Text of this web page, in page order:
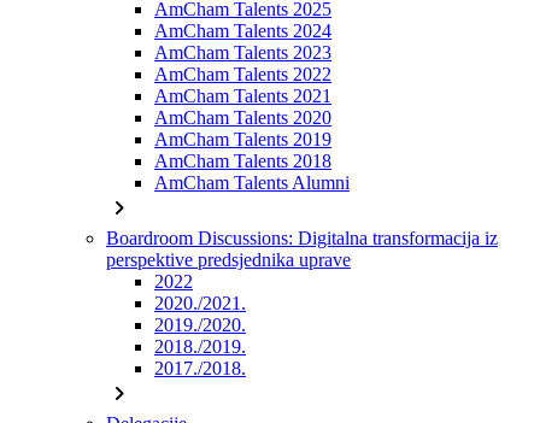
AmCham Talents 2025
AmCham Talents 2024
AmCham Talents 2023
AmCham Talents 2022
AmCham Talents 2021
AmCham Talents 2020
AmCham Talents 2019
AmCham Talents 2018
AmCham Talents Alumni
chevron_right
Boardroom Discussions: Digitalna transformacija iz
perspektive predsjednika uprave
2022
2020./2021.
2019./2020.
2018./2019.
2017./2018.
chevron_right